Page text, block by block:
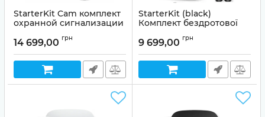
StarterKit Cam комплект
охранной сигнализации
14 699,00 грн
StarterKit (black)
Комплект бездротової
Артикул: 99-00005255
9 699,00 грн